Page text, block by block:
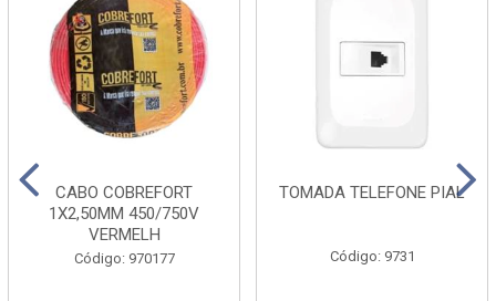
CABO COBREFORT
1X2,50MM 450/750V
VERMELH
Código: 970177
TOMADA TELEFONE PIAL
Código: 9731